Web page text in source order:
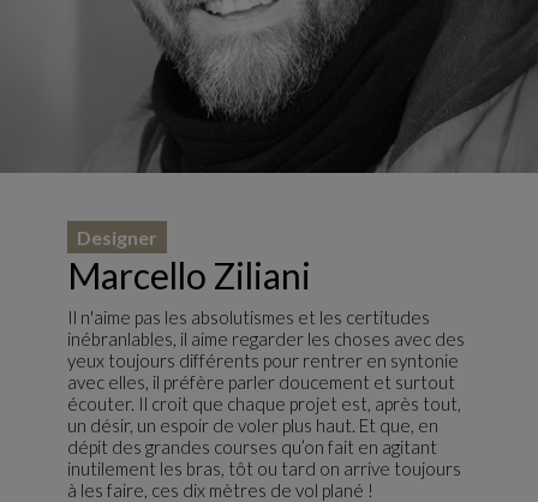
Marcello Ziliani
Designer
Il n'aime pas les absolutismes et les certitudes
inébranlables, il aime regarder les choses avec des
yeux toujours différents pour rentrer en syntonie
avec elles, il préfère parler doucement et surtout
écouter. Il croit que chaque projet est, après tout,
un désir, un espoir de voler plus haut. Et que, en
dépit des grandes courses qu’on fait en agitant
inutilement les bras, tôt ou tard on arrive toujours
à les faire, ces dix mètres de vol plané !